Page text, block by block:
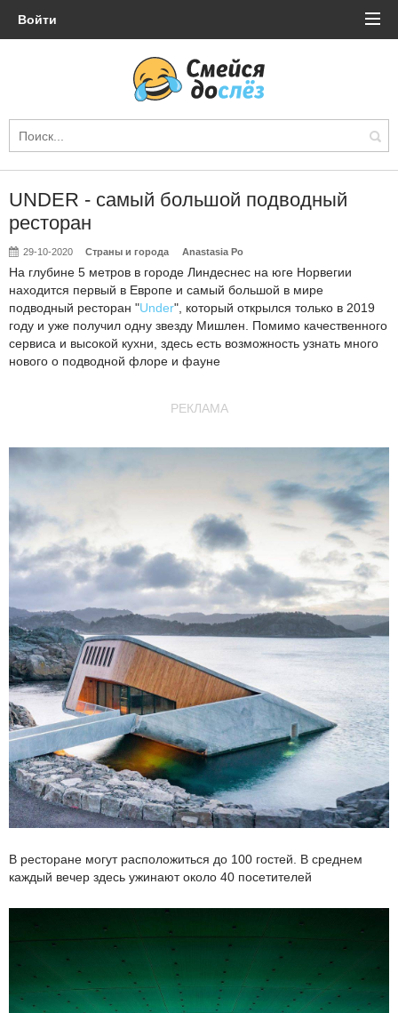
Войти
UNDER - самый большой подводный
ресторан
29-10-2020 Страны и города Anastasia Po
На глубине 5 метров в городе Линдеснес на юге Норвегии
находится первый в Европе и самый большой в мире
подводный ресторан "Under", который открылся только в 2019
году и уже получил одну звезду Мишлен. Помимо качественного
сервиса и высокой кухни, здесь есть возможность узнать много
нового о подводной флоре и фауне
РЕКЛАМА
В ресторане могут расположиться до 100 гостей. В среднем
каждый вечер здесь ужинают около 40 посетителей